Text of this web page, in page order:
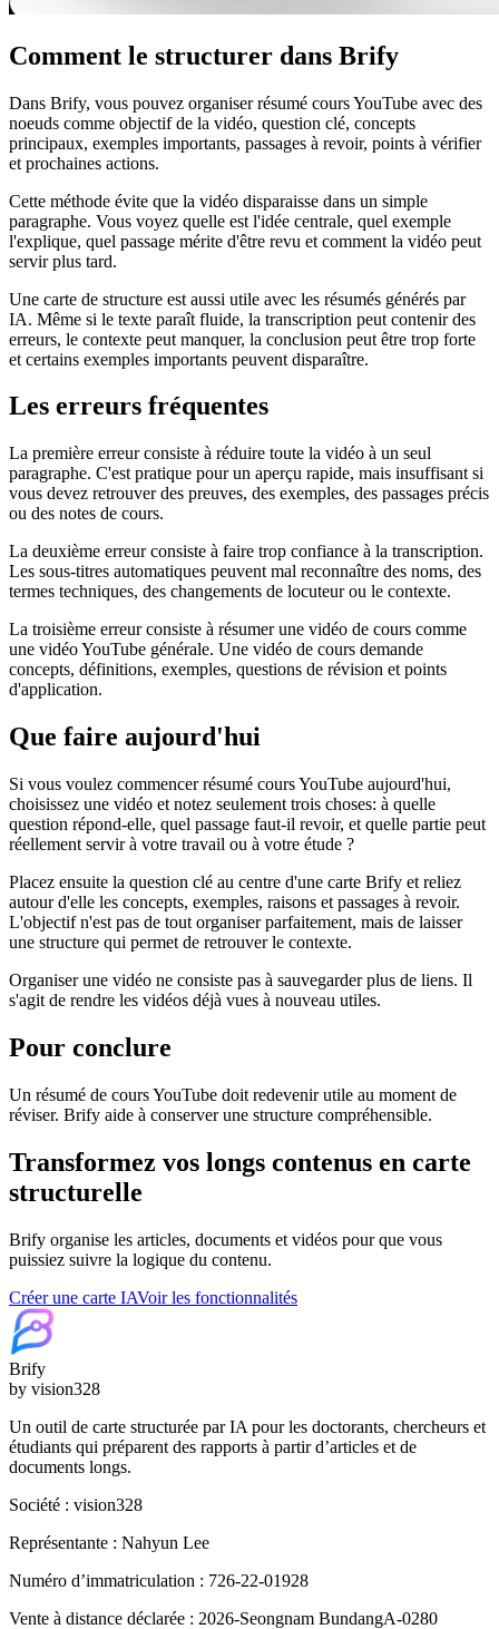
Comment le structurer dans Brify
Dans Brify, vous pouvez organiser résumé cours YouTube avec des
noeuds comme objectif de la vidéo, question clé, concepts
principaux, exemples importants, passages à revoir, points à vérifier
et prochaines actions.
Cette méthode évite que la vidéo disparaisse dans un simple
paragraphe. Vous voyez quelle est l'idée centrale, quel exemple
l'explique, quel passage mérite d'être revu et comment la vidéo peut
servir plus tard.
Une carte de structure est aussi utile avec les résumés générés par
IA. Même si le texte paraît fluide, la transcription peut contenir des
erreurs, le contexte peut manquer, la conclusion peut être trop forte
et certains exemples importants peuvent disparaître.
Les erreurs fréquentes
La première erreur consiste à réduire toute la vidéo à un seul
paragraphe. C'est pratique pour un aperçu rapide, mais insuffisant si
vous devez retrouver des preuves, des exemples, des passages précis
ou des notes de cours.
La deuxième erreur consiste à faire trop confiance à la transcription.
Les sous-titres automatiques peuvent mal reconnaître des noms, des
termes techniques, des changements de locuteur ou le contexte.
La troisième erreur consiste à résumer une vidéo de cours comme
une vidéo YouTube générale. Une vidéo de cours demande
concepts, définitions, exemples, questions de révision et points
d'application.
Que faire aujourd'hui
Si vous voulez commencer résumé cours YouTube aujourd'hui,
choisissez une vidéo et notez seulement trois choses: à quelle
question répond-elle, quel passage faut-il revoir, et quelle partie peut
réellement servir à votre travail ou à votre étude ?
Placez ensuite la question clé au centre d'une carte Brify et reliez
autour d'elle les concepts, exemples, raisons et passages à revoir.
L'objectif n'est pas de tout organiser parfaitement, mais de laisser
une structure qui permet de retrouver le contexte.
Organiser une vidéo ne consiste pas à sauvegarder plus de liens. Il
s'agit de rendre les vidéos déjà vues à nouveau utiles.
Pour conclure
Un résumé de cours YouTube doit redevenir utile au moment de
réviser. Brify aide à conserver une structure compréhensible.
Transformez vos longs contenus en carte
structurelle
Brify organise les articles, documents et vidéos pour que vous
puissiez suivre la logique du contenu.
Créer une carte IAVoir les fonctionnalités
Brify
by vision328
Un outil de carte structurée par IA pour les doctorants, chercheurs et
étudiants qui préparent des rapports à partir d’articles et de
documents longs.
Société : vision328
Représentante : Nahyun Lee
Numéro d’immatriculation : 726-22-01928
Vente à distance déclarée : 2026-Seongnam BundangA-0280